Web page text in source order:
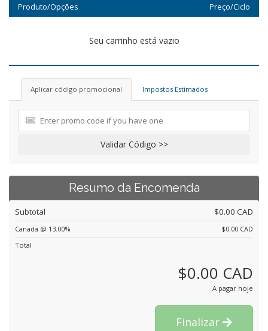
Produto/Opções Preço/Ciclo
Seu carrinho está vazio
Aplicar código promocional Impostos Estimados
Validar Código >>
Resumo da Encomenda
Subtotal $0.00 CAD
Canada @ 13.00%
$0.00 CAD
Total
$0.00 CAD
A pagar hoje
Finalizar